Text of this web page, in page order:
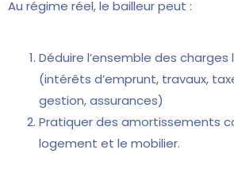
Au régime réel, le bailleur peut :
Déduire l’ensemble des
(intérêts d’emprunt, travaux,
gestion, assurances)
Pratiquer des amortissements
logement et le mobilier.